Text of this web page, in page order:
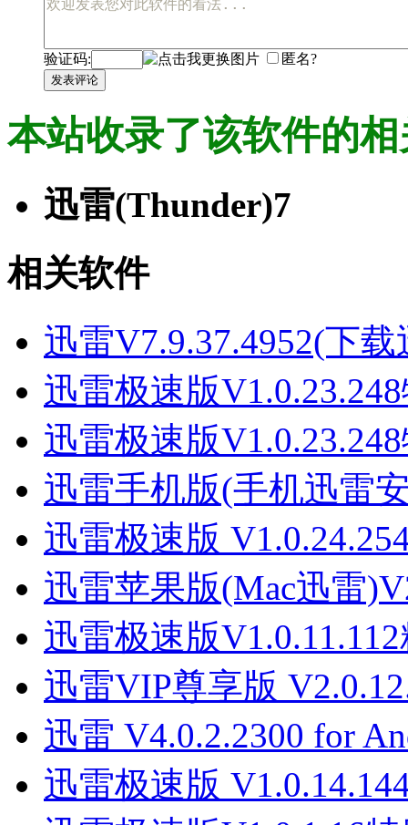
验证码: 匿名?
发表评论
本站收录了该软件的
迅雷(Thunder)7
相关软件
迅雷V7.9.37.4952(下
迅雷极速版
迅雷极速版
迅雷手机版(手机迅雷
迅雷极速版
迅雷苹果版(Mac迅雷
迅雷极速版
迅雷VIP尊享版
迅雷 V4.0.2.2300 for
迅雷极速版